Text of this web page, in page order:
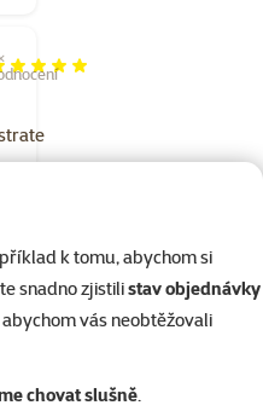
k tomu, abychom si
snadno zjistilistav objednávky
vás neobtěžovali
chovat slušně.
počet hodnocení: 3